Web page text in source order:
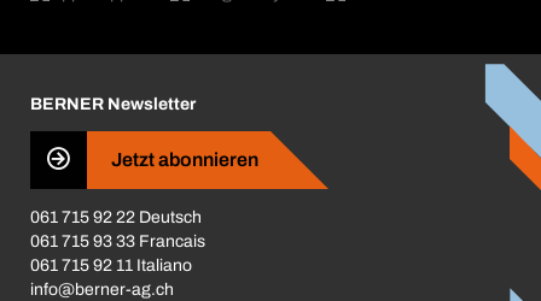
Business Conduct
BERNER Newsletter
Jetzt abonnieren
061 715 92 22 Deutsch
061 715 93 33 Francais
061 715 92 11 Italiano
info@berner-ag.ch